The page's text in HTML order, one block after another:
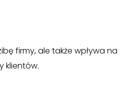
firmy, ale także wpływa na
klientów.